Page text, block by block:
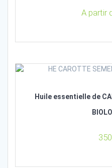
A partir
Huile essentielle de